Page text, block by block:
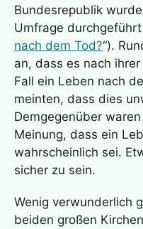
Bundesrepublik
Umfrage durchgeführt
nach dem Tod?“).
an, dass es nach
Fall ein Leben nach
meinten, dass dies
Demgegenüber
Meinung, dass ein
wahrscheinlich sei.
sicher zu sein.
Wenig verwunderlich
beiden großen